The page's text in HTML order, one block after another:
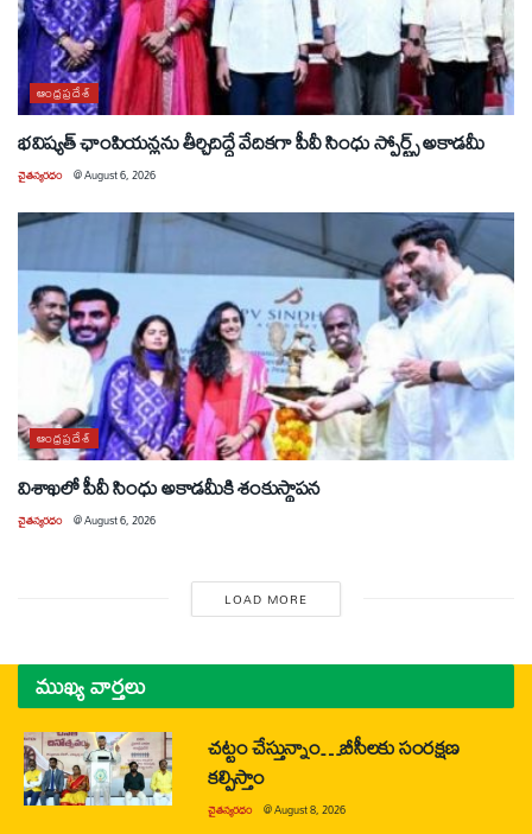
ఆంధ్రప్రదేశ్
భవిష్యత్ ఛాంపియన్లను తీర్చిదిద్దే వేదికగా పీవీ సింధు స్పోర్ట్స్ అకాడమీ
చైతన్యరధం @August 6, 2026
ఆంధ్రప్రదేశ్
విశాఖలో పీవీ సింధు అకాడమీకి శంకుస్థాపన
చైతన్యరధం @August 6, 2026
LOAD MORE
ముఖ్య వార్తలు
చట్టం చేస్తున్నాం…బీసీలకు సంరక్షణ
కల్పిస్తాం
చైతన్యరధం @August 8, 2026